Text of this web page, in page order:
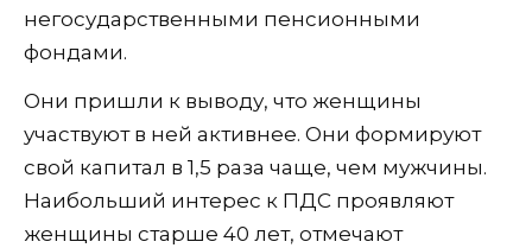
негосударственными пенсионными
фондами.
Они пришли к выводу, что женщины
участвуют в ней активнее. Они формируют
свой капитал в 1,5 раза чаще, чем мужчины.
Наибольший интерес к ПДС проявляют
женщины старше 40 лет, отмечают